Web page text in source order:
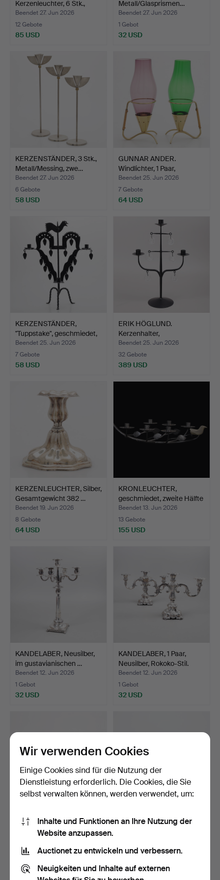
Kerzenleuchter, 6 Stk.,
Mess…
Beendet 27. Jun 2026
12 Gebote
85 USD
Metall/Glasprismen…
Beendet 27. Jun 2026
1 Gebot
32 USD
KERZENSTÄNDER, 3 Stk.,
Metall/Messing, zwe…
Beendet 27. Jun 2026
6 Gebote
58 USD
GUNNAR ANDER.
Windlichter, 1 Paar,
Messing…
Beendet 25. Jun 2026
7 Gebote
64 USD
KERZENSTÄNDER,
"Tuppstake", geschmiedet,
z…
Beendet 25. Jun 2026
7 Gebote
58 USD
ERIK HÖGLUND.
Kerzenhalter,
Glas/Schmiedee…
Beendet 25. Jun 2026
32 Gebote
389 USD
KERZENLEUCHTER, Silber,
Gesamtgewicht 382 …
Beendet 19. Jun 2026
8 Gebote
64 USD
KRONLEUCHTER,
geschmiedet, zweite Hälfte
d…
Beendet 13. Jun 2026
13 Gebote
155 USD
KANDELABER, Neusilber,
im gustavianischen …
Beendet 12. Jun 2026
1 Gebot
32 USD
KANDELABER, 1 Paar,
Neusilber, Rokoko-Stil.
Beendet 12. Jun 2026
1 Gebot
32 USD
KERZENSTÄNDER, 3 Stk.,
Glas, Orrefors.
Beendet 11. Jun 2026
1 Gebot
KERZENHALTER, 3 Stk.,
"Kin Votives", Skult…
2 Gebote
Wir verwenden Cookies
Einige Cookies sind für die Nutzung der
Dienstleistung erforderlich. Die Cookies, die Sie
selbst verwalten können, werden verwendet, um:
Inhalte und Funktionen an Ihre Nutzung der
Website anzupassen.
Auctionet zu entwickeln und verbessern.
Neuigkeiten und Inhalte auf externen